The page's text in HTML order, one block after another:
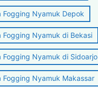
Fogging Nyamuk Depok
Fogging Nyamuk di Bekasi
Fogging Nyamuk di Sidoarjo
Fogging Nyamuk Makassar